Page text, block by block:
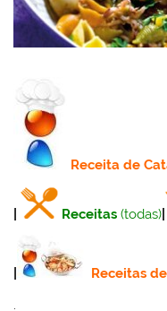
Receitade
Receitas (todas)
Receitas
.